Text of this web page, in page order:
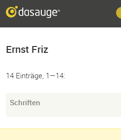
Ernst Friz
14 Einträge, 1—14:
Schriften